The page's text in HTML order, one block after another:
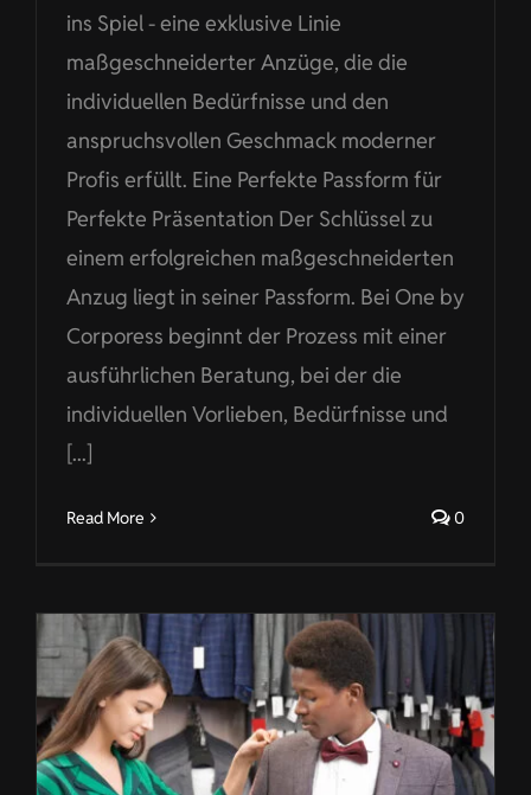
ins Spiel - eine exklusive Linie
maßgeschneiderter Anzüge, die die
individuellen Bedürfnisse und den
anspruchsvollen Geschmack moderner
Profis erfüllt. Eine Perfekte Passform für
Perfekte Präsentation Der Schlüssel zu
einem erfolgreichen maßgeschneiderten
Anzug liegt in seiner Passform. Bei One by
Corporess beginnt der Prozess mit einer
ausführlichen Beratung, bei der die
individuellen Vorlieben, Bedürfnisse und
[...]
Read More 0